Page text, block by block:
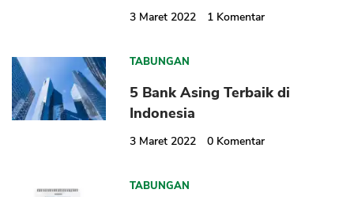
3 Maret 2022 1 Komentar
TABUNGAN
5 Bank Asing Terbaik di
Indonesia
3 Maret 2022 0 Komentar
TABUNGAN